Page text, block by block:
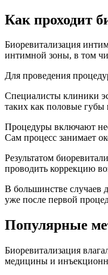
Как проходит
Биоревитализация
интимной зоны, в том
Для проведения
Специалисты клиники
таких как половые губы
Процедуры включают
Сам процесс занимает
Результатом
проводить коррекцию
В большинстве случаев
уже после первой
Популярные
Биоревитализация
медицины и